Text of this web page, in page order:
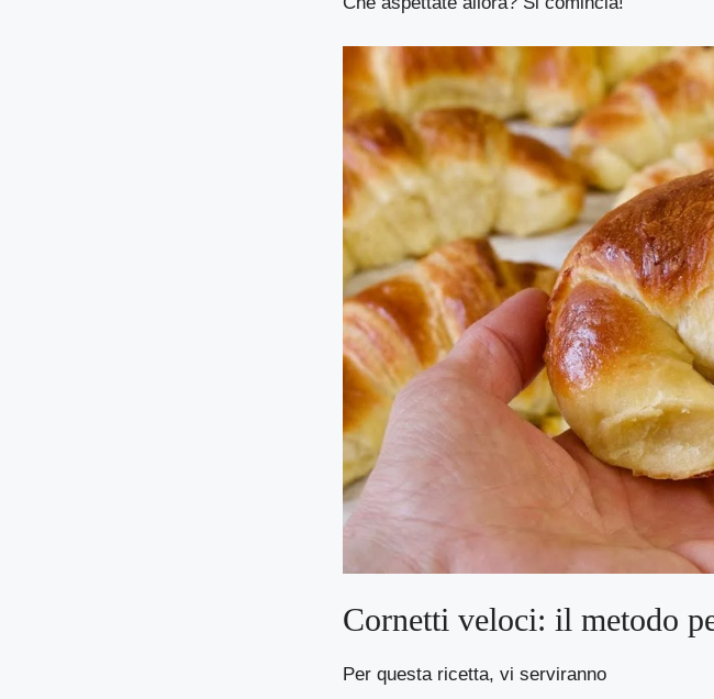
Cornetti veloci: il metodo
Per questa ricetta, vi serviranno